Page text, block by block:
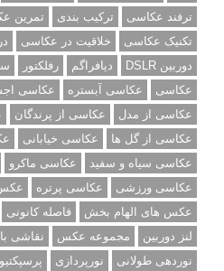
ترفند عکاسی
ترکیب بندی تمرین
تکنیک عکاسی
خلاقیت در عکاسی
دوربین DSLR
دیافراگم رفلکتور
عکاسی
عکاسی آبستره
عکاسی
عکاسی از مدل
عکاسی از پرندگان
عکاسی از گل ها
عکاسی خیابانی
عکاسی سیاه و سفید
عکاسی ماکرو
عکاسی ورزشی
عکاسی پرتره
عکس های الهام بخش
فاصله کانونی
لنز دوربین
مجموعه عکس نقاشی با
نوردهی طولانی
نورپردازی پرسپکتیو